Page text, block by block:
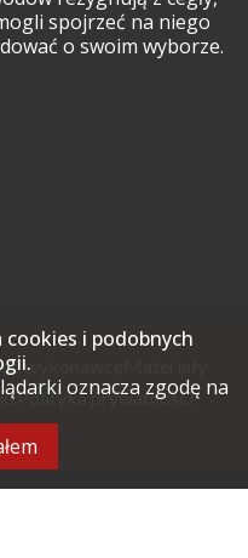
cookies i podobnych
oznacza zgodę na
spojrzeć na niego
o swoim wyborze.
wykonawcę
Polityka prywatności